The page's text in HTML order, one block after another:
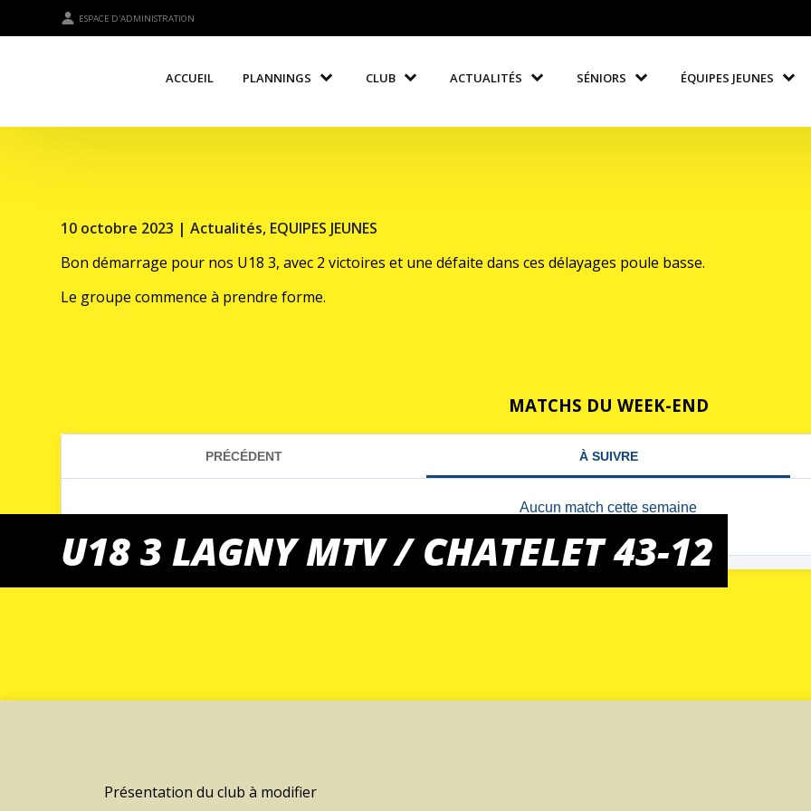
ESPACE D'ADMINISTRATION
ACCUEIL PLANNINGS CLUB ACTUALITÉS SÉNIORS ÉQUIPES JEUNES
U18 3 LAGNY MTV / CHATELET 43-12
10 octobre 2023 |Actualités, EQUIPES JEUNES
Bon démarrage pour nos U18 3, avec 2 victoires et une défaite dans ces délayages poule basse.
Le groupe commence à prendre forme.
MATCHS DU WEEK-END
Présentation du club à modifier